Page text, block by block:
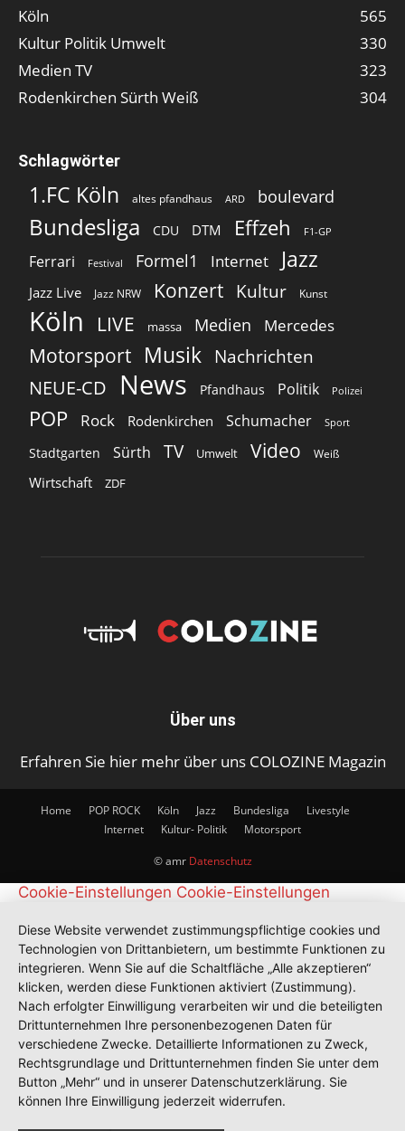
Köln
565
Kultur Politik Umwelt
330
Medien TV
323
Rodenkirchen Sürth Weiß
304
Schlagwörter
1.FC Köln altes pfandhaus ARD boulevard
Bundesliga CDU DTM Effzeh F1-GP
Ferrari Festival Formel1 Internet Jazz
Jazz Live Jazz NRW Konzert Kultur Kunst
Köln LIVE massa Medien Mercedes
Motorsport Musik Nachrichten
NEUE-CD
News Pfandhaus Politik Polizei
POP Rock Rodenkirchen Schumacher Sport
Stadtgarten Sürth TV Umwelt Video Weiß
Wirtschaft ZDF
Über uns
Erfahren Sie hier mehr über uns COLOZINE Magazin
Home POP ROCK Köln Jazz Bundesliga
Livestyle
Internet
Kultur- Politik Motorsport
© amr Datenschutz
Cookie-Einstellungen Cookie-Einstellungen
Diese Website verwendet zustimmungspflichtige cookies und
Technologien von Drittanbietern, um bestimmte Funktionen zu
integrieren. Wenn Sie auf die Schaltfläche „Alle akzeptieren“
klicken, werden diese Funktionen aktiviert (Zustimmung).
Nach erfolgter Einwilligung verarbeiten wir und die beteiligten
Drittunternehmen Ihre personenbezogenen Daten für
verschiedene Zwecke. Detaillierte Informationen zu Zweck,
Rechtsgrundlage und Drittunternehmen finden Sie unter dem
Button „Mehr“ und in unserer Datenschutzerklärung. Sie
können Ihre Einwilligung jederzeit widerrufen.